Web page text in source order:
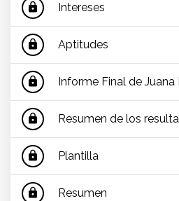
lock Intereses
lock Aptitudes
lock Informe Final de Juana
lock Resumen de los
lock Plantilla
lock Resumen